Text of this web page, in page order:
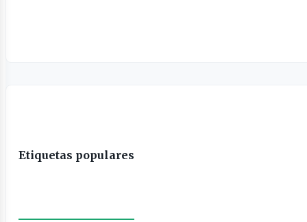
Etiquetas populares